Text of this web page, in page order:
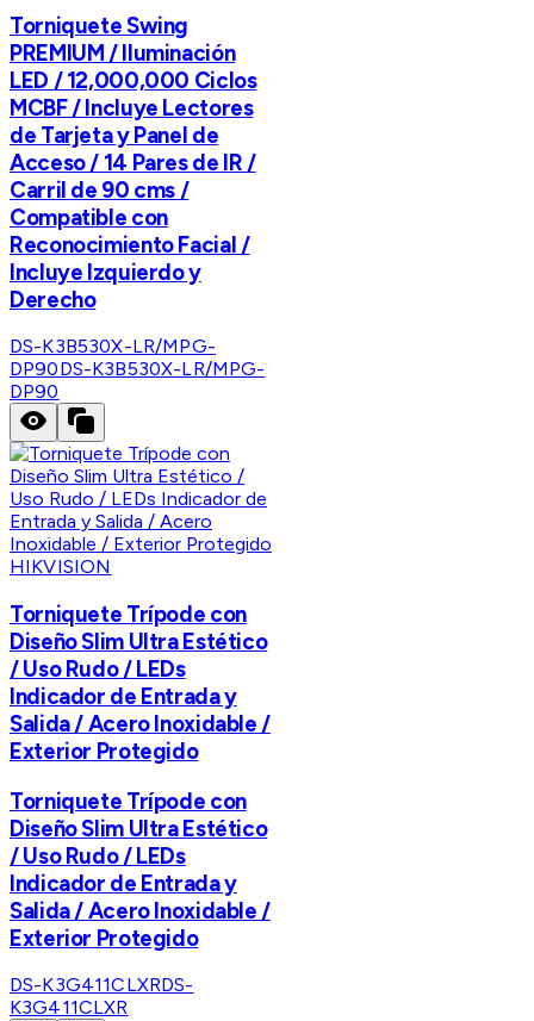
Torniquete Swing
PREMIUM / Iluminación
LED / 12,000,000 Ciclos
MCBF / Incluye Lectores
de Tarjeta y Panel de
Acceso / 14 Pares de IR /
Carril de 90 cms /
Compatible con
Reconocimiento Facial /
Incluye Izquierdo y
Derecho
DS-K3B530X-LR/MPG-
DP90DS-K3B530X-LR/MPG-
DP90
HIKVISION
Torniquete Trípode con
Diseño Slim Ultra Estético
/ Uso Rudo / LEDs
Indicador de Entrada y
Salida / Acero Inoxidable /
Exterior Protegido
Torniquete Trípode con
Diseño Slim Ultra Estético
/ Uso Rudo / LEDs
Indicador de Entrada y
Salida / Acero Inoxidable /
Exterior Protegido
DS-K3G411CLXRDS-
K3G411CLXR